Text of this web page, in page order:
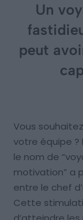
Un
peut
Vous
votre équipe ?
le nom de
motivation” a
entre le chef
Cette